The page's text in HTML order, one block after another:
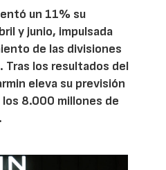
un 11% su
y junio, impulsada
de las divisiones
los resultados del
eleva su previsión
los 8.000 millones de